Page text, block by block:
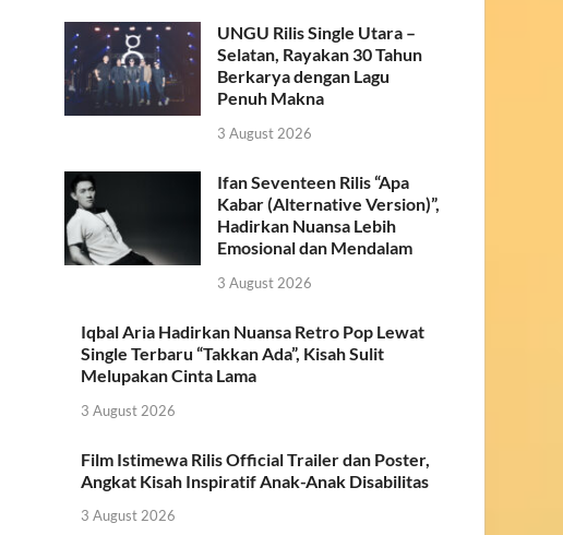
UNGU Rilis Single Utara –
Selatan, Rayakan 30 Tahun
Berkarya dengan Lagu
Penuh Makna
3 August 2026
Ifan Seventeen Rilis “Apa
Kabar (Alternative Version)”,
Hadirkan Nuansa Lebih
Emosional dan Mendalam
3 August 2026
Iqbal Aria Hadirkan Nuansa Retro Pop Lewat
Single Terbaru “Takkan Ada”, Kisah Sulit
Melupakan Cinta Lama
3 August 2026
Film Istimewa Rilis Official Trailer dan Poster,
Angkat Kisah Inspiratif Anak-Anak Disabilitas
3 August 2026